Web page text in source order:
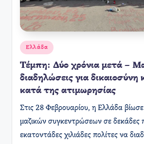
Αναρτήθηκε
Ελλάδα
Τέμπη: Δύο χρόνια μετά –
διαδηλώσεις για δικαιοσύνη
κατά της ατιμωρησίας
​Στις 28 Φεβρουαρίου, η Ελλάδα
μαζικών συγκεντρώσεων σε δεκάδες
εκατοντάδες χιλιάδες πολίτες να